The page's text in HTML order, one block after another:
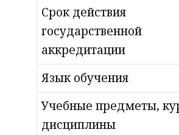
Срок действия
государственной
аккредитации
Язык обучения
Учебные предметы,
дисциплины